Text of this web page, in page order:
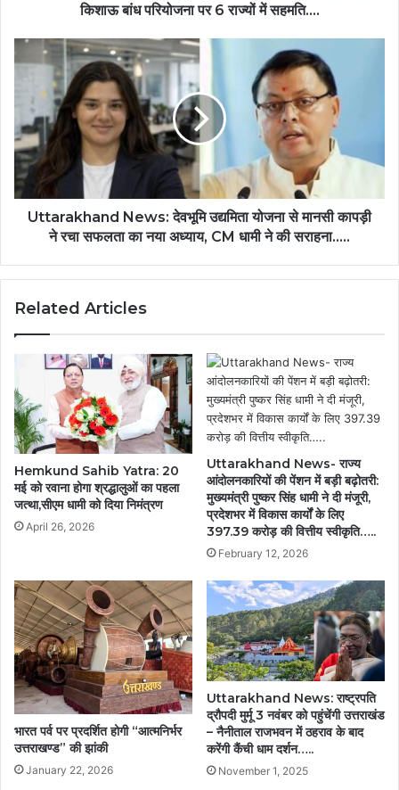
किशाऊ बांध परियोजना पर 6 राज्यों में सहमति….
Uttarakhand News: देवभूमि उद्यमिता योजना से मानसी कापड़ी
ने रचा सफलता का नया अध्याय, CM धामी ने की सराहना…..
Related Articles
Hemkund Sahib Yatra: 20
मई को रवाना होगा श्रद्धालुओं का पहला
जत्था,सीएम धामी को दिया निमंत्रण
April 26, 2026
Uttarakhand News- राज्य
आंदोलनकारियों की पेंशन में बड़ी बढ़ोतरी:
मुख्यमंत्री पुष्कर सिंह धामी ने दी मंजूरी,
प्रदेशभर में विकास कार्यों के लिए
397.39 करोड़ की वित्तीय स्वीकृति…..
February 12, 2026
भारत पर्व पर प्रदर्शित होगी “आत्मनिर्भर
उत्तराखण्ड” की झांकी
January 22, 2026
Uttarakhand News: राष्ट्रपति
द्रौपदी मुर्मू 3 नवंबर को पहुंचेंगी उत्तराखंड
– नैनीताल राजभवन में ठहराव के बाद
करेंगी कैंची धाम दर्शन…..
November 1, 2025